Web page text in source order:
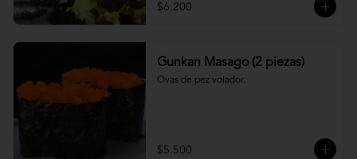
$6.200
Gunkan Masago (2 piezas)
Ovas de pez volador.
$5.500